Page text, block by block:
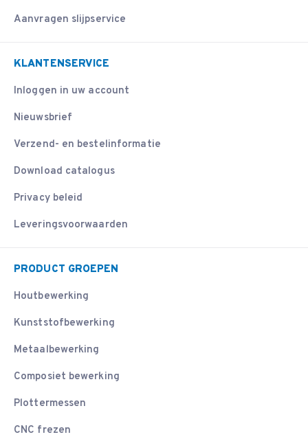
Aanvragen slijpservice
KLANTENSERVICE
Inloggen in uw account
Nieuwsbrief
Verzend- en bestelinformatie
Download catalogus
Privacy beleid
Leveringsvoorwaarden
PRODUCT GROEPEN
Houtbewerking
Kunststofbewerking
Metaalbewerking
Composiet bewerking
Plottermessen
CNC frezen